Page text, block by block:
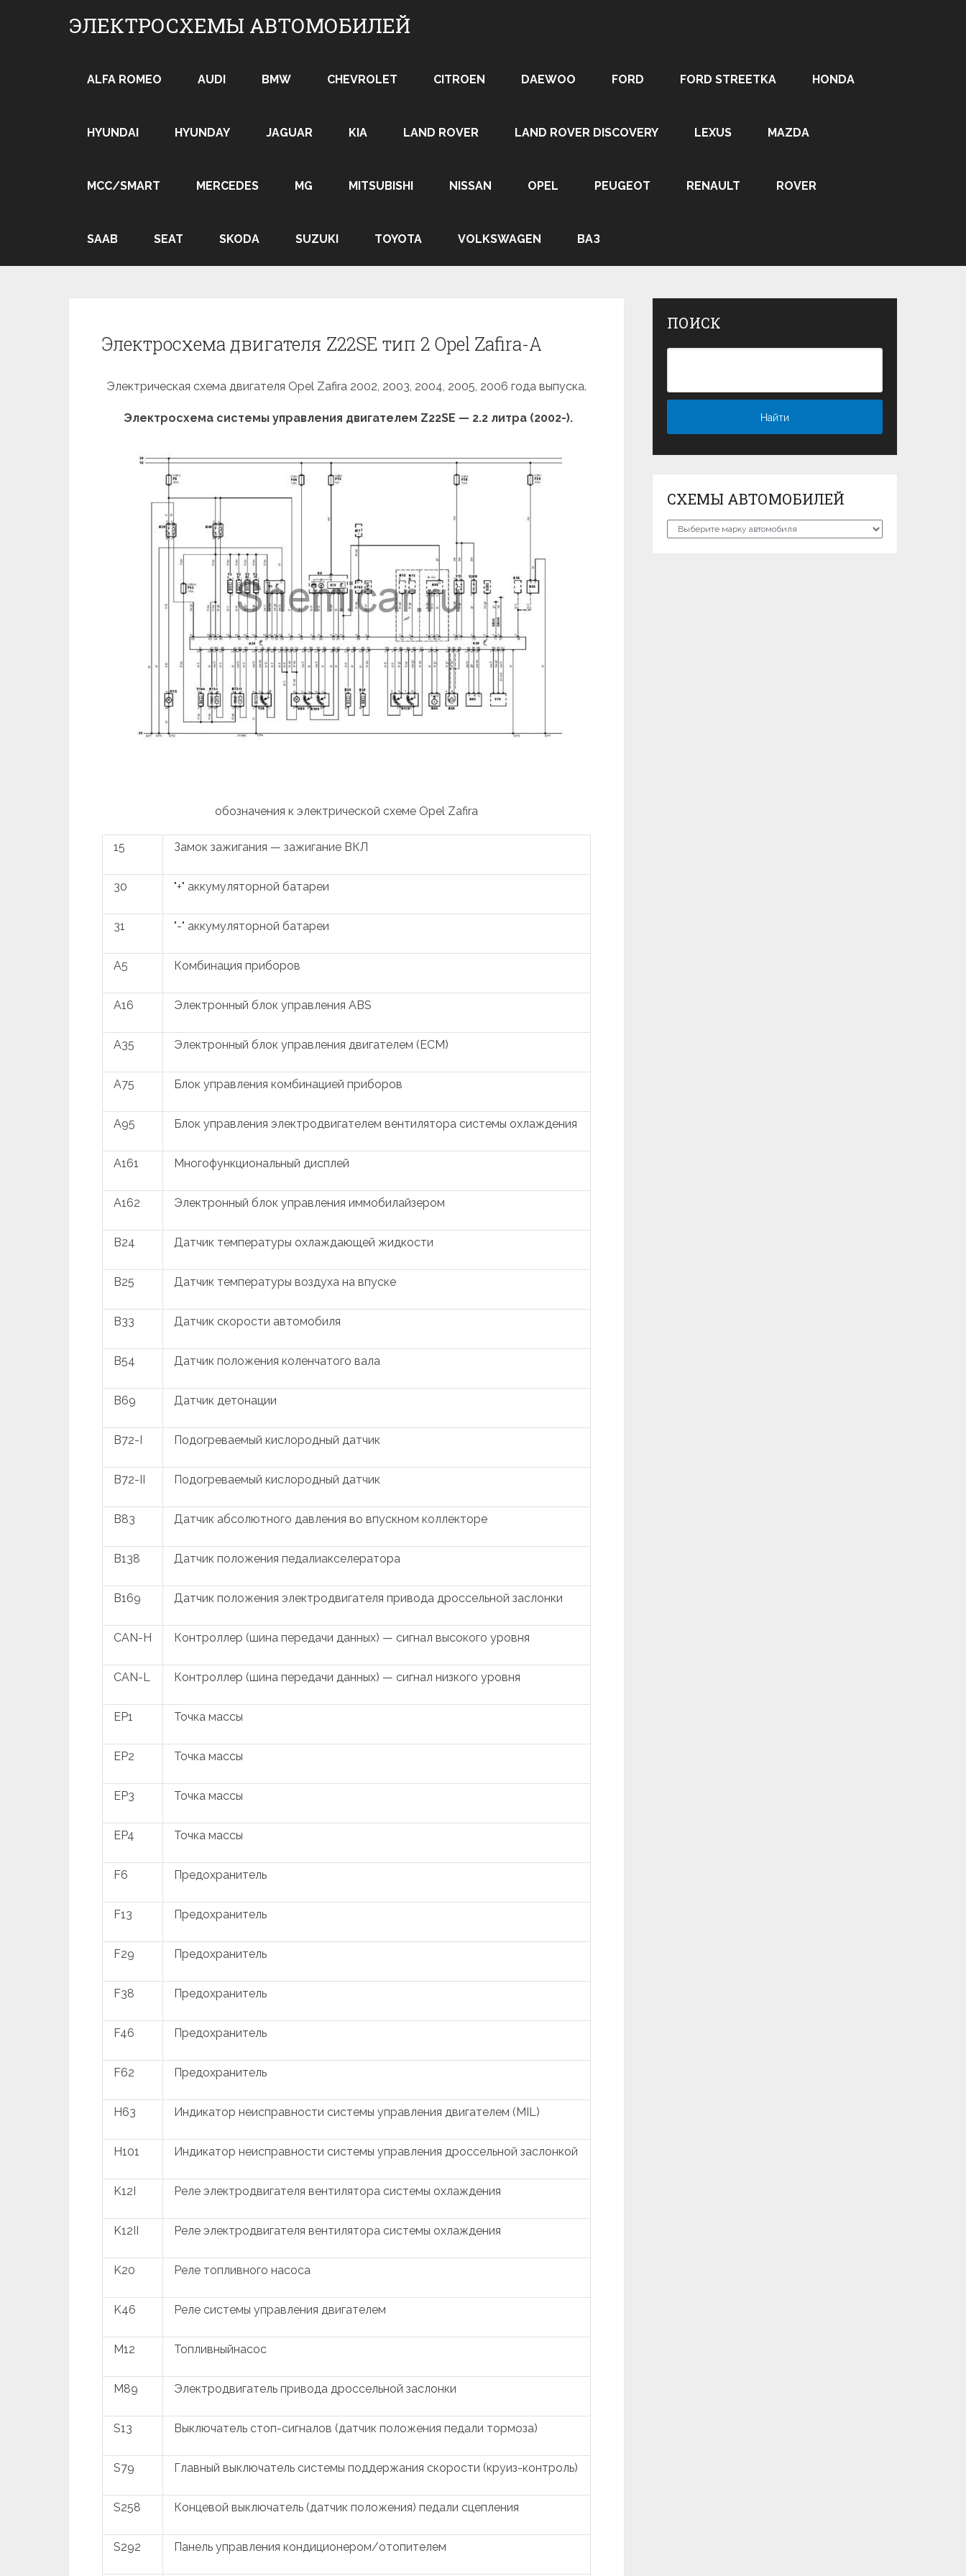
ЭЛЕКТРОСХЕМЫ АВТОМОБИЛЕЙ
ALFA ROMEO AUDI BMW CHEVROLET CITROEN DAEWOO FORD FORD STREETKA HONDA
HYUNDAI HYUNDAY JAGUAR KIA LAND ROVER LAND ROVER DISCOVERY LEXUS MAZDA
MCC/SMART MERCEDES MG MITSUBISHI NISSAN OPEL PEUGEOT RENAULT ROVER
SAAB SEAT SKODA SUZUKI TOYOTA VOLKSWAGEN ВАЗ
Электросхема двигателя Z22SE тип 2 Opel Zafira-A
Электрическая схема двигателя Opel Zafira 2002, 2003, 2004, 2005, 2006 года выпуска.
Электросхема системы управления двигателем Z22SE — 2.2 литра (2002-).
обозначения к электрической схеме Opel Zafira
15 Замок зажигания — зажигание ВКЛ
30 "+" аккумуляторной батареи
31 "-" аккумуляторной батареи
A5 Комбинация приборов
A16 Электронный блок управления ABS
A35 Электронный блок управления двигателем (ECM)
A75 Блок управления комбинацией приборов
A95 Блок управления электродвигателем вентилятора системы охлаждения
A161 Многофункциональный дисплей
A162 Электронный блок управления иммобилайзером
B24 Датчик температуры охлаждающей жидкости
B25 Датчик температуры воздуха на впуске
B33 Датчик скорости автомобиля
B54 Датчик положения коленчатого вала
B69 Датчик детонации
B72-I Подогреваемый кислородный датчик
B72-II Подогреваемый кислородный датчик
B83 Датчик абсолютного давления во впускном коллекторе
B138 Датчик положения педалиакселератора
B169 Датчик положения электродвигателя привода дроссельной заслонки
CAN-H Контроллер (шина передачи данных) — сигнал высокого уровня
CAN-L Контроллер (шина передачи данных) — сигнал низкого уровня
EP1 Точка массы
EP2 Точка массы
EP3 Точка массы
EP4 Точка массы
F6 Предохранитель
F13 Предохранитель
F29 Предохранитель
F38 Предохранитель
F46 Предохранитель
F62 Предохранитель
H63 Индикатор неисправности системы управления двигателем (MIL)
H101 Индикатор неисправности системы управления дроссельной заслонкой
K12I Реле электродвигателя вентилятора системы охлаждения
K12II Реле электродвигателя вентилятора системы охлаждения
K20 Реле топливного насоса
K46 Реле системы управления двигателем
M12 Топливныйнасос
M89 Электродвигатель привода дроссельной заслонки
S13 Выключатель стоп-сигналов (датчик положения педали тормоза)
S79 Главный выключатель системы поддержания скорости (круиз-контроль)
S258 Концевой выключатель (датчик положения) педали сцепления
S292 Панель управления кондиционером/отопителем
ПОИСК
СХЕМЫ АВТОМОБИЛЕЙ
Схемы